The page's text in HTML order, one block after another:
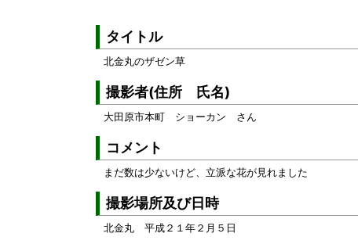
タイトル
北金丸のザゼン草
撮影者(住所 氏名)
大田原市本町 ショーカン さん
コメント
まだ数は少ないけど、立派な花が見れました
撮影場所及び日時
北金丸 平成２１年２月５日